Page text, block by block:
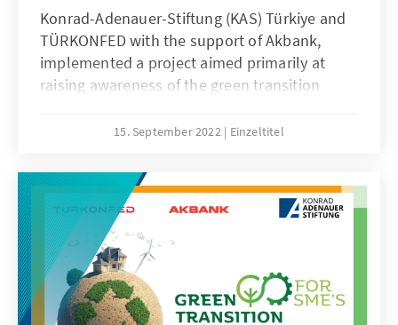
Konrad-Adenauer-Stiftung (KAS) Türkiye and
TÜRKONFED with the support of Akbank,
implemented a project aimed primarily at
raising awareness of the green transition
(pilot), + Kocaeli, Adana, Elazığ, Samsun, İzmir
addition, a survey was conducted to measure
regional and national awareness on green
transition with the participation of focus
groups. Based on the results of the
workshops a policy report has been created
The report identifies the risks, opportunities
and expectations of stakeholders through
15. September 2022 Einzeltitel